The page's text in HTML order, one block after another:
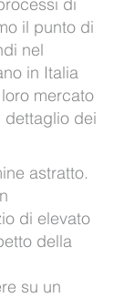
il punto di
nel
in Italia
mercato
dettaglio dei
astratto.
di elevato
della
su un